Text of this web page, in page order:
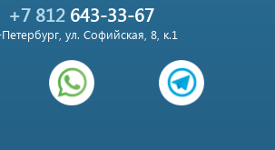
+7 812643-33-67
ул. Софийская, 8, к.1